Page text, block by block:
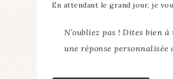
En attendant le grand jour, je
N’oubliez pas ! Dites bien
une réponse